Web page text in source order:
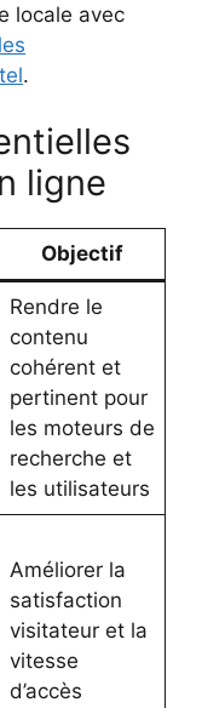
locale avec
les
.
ligne
Objectif
Rendre le
contenu
cohérent et
pertinent pour
les moteurs de
recherche et
les utilisateurs
Améliorer la
satisfaction
visitateur et la
vitesse
d’accès